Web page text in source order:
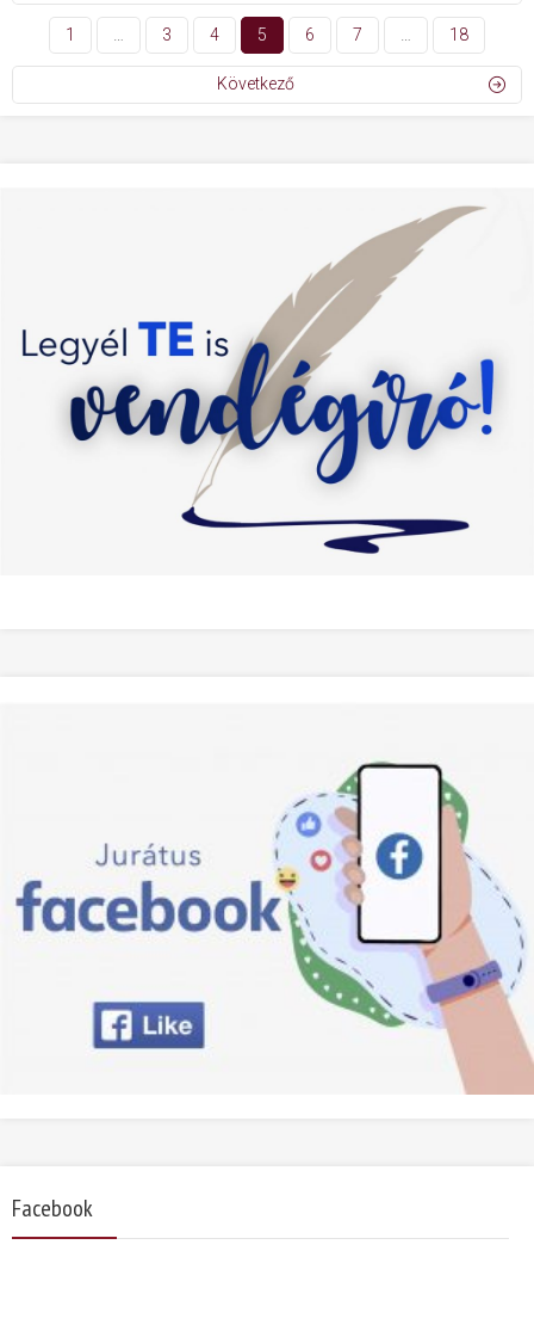
1 3 4 5 6 7 18
Következő
Facebook